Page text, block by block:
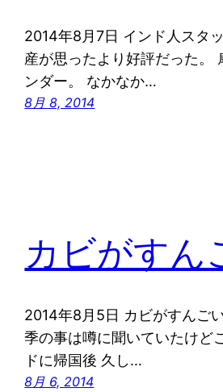
2014年8月7日 インド人スタ
産が思ったより好評だった。
ンダー。 なかなか…
8月 8, 2014
カビがすん
2014年8月5日 カビがすんご
季の事は噂に聞いていたけど
ドに帰国後 久し…
8月 6, 2014